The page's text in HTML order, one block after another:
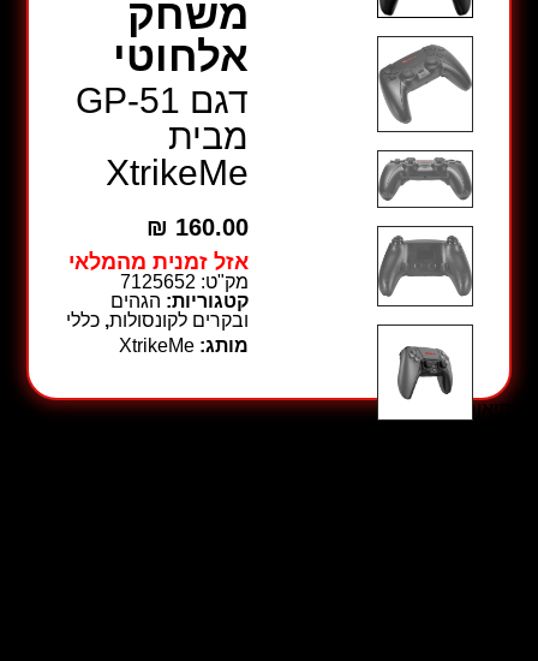
משחק
אלחוטי
דגם GP-51
מבית
XtrikeMe
160.00
₪
אזל זמנית מהמלאי
מק"ט: 7125652
קטגוריות: הגהים
ובקרים לקונסולות, כללי
מותג: XtrikeMe
תיאור